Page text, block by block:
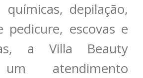
químicas, depilação,
pedicure, escovas e
a Villa Beauty
atendimento